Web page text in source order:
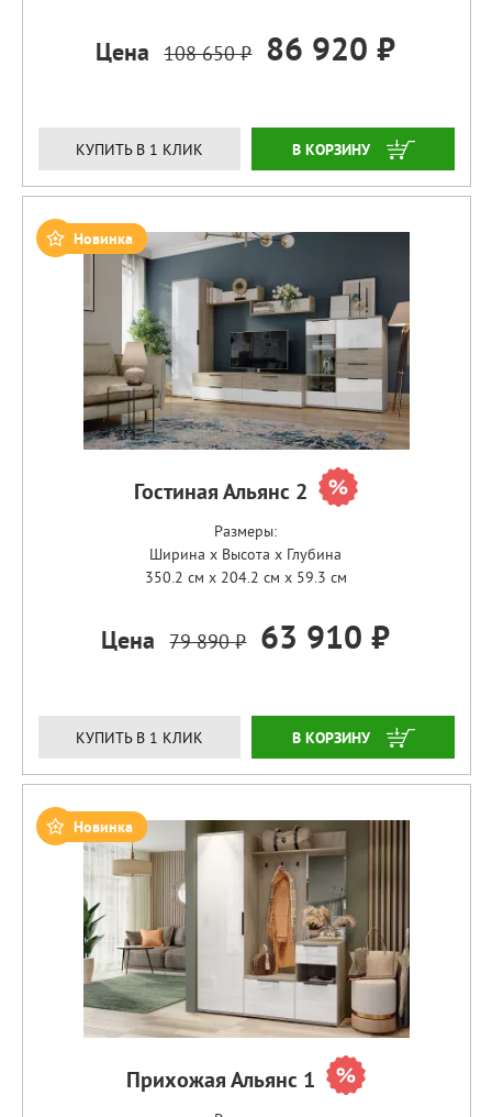
Цена 108 650 ₽ 86 920 ₽
КУПИТЬ В 1 КЛИК ЗАКАЗАТЬ
Новинка
Гостиная Альянс 2
Размеры:
Ширина x Высота x Глубина
350.2 см x 204.2 см x 59.3 см
Цена 79 890 ₽ 63 910 ₽
КУПИТЬ В 1 КЛИК ЗАКАЗАТЬ
Новинка
Прихожая Альянс 1